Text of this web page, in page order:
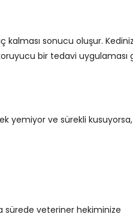
sonucu oluşur.
bir tedavi uygulaması
yemiyor ve sürekli
sürede veteriner hekiminize